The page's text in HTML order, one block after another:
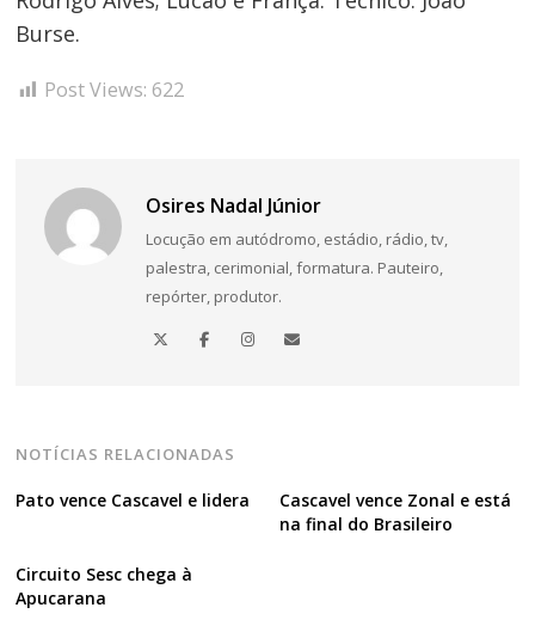
Burse.
Post Views: 622
Osires Nadal Júnior
Locução em autódromo, estádio, rádio, tv,
palestra, cerimonial, formatura. Pauteiro,
repórter, produtor.
NOTÍCIAS RELACIONADAS
Pato vence Cascavel e lidera
Cascavel vence Zonal e está
na final do Brasileiro
Circuito Sesc chega à
Apucarana